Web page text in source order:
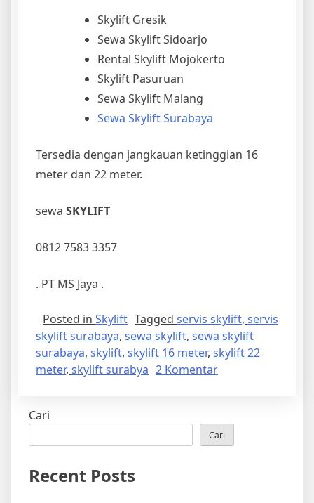
Skylift Gresik
Sewa Skylift Sidoarjo
Rental Skylift Mojokerto
Skylift Pasuruan
Sewa Skylift Malang
Sewa Skylift Surabaya
Tersedia dengan jangkauan ketinggian 16
meter dan 22 meter.
sewa SKYLIFT
0812 7583 3357
. PT MS Jaya .
Posted in Skylift Tagged servis skylift, servis
skylift surabaya, sewa skylift, sewa skylift
surabaya, skylift, skylift 16 meter, skylift 22
meter, skylift surabya 2 Komentarpada
alat
Cari
Cari
Recent Posts